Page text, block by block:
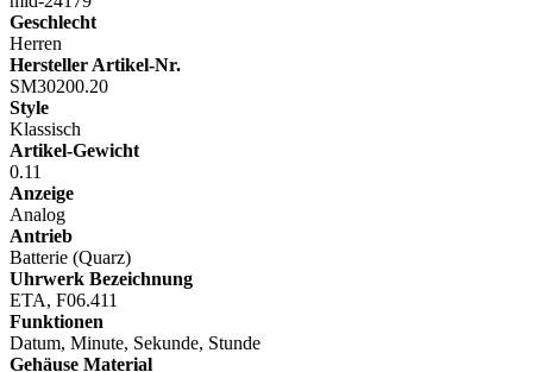
Geschlecht
Herren
Hersteller Artikel-Nr.
SM30200.20
Style
Klassisch
Artikel-Gewicht
0.11
Anzeige
Analog
Antrieb
Batterie (Quarz)
Uhrwerk Bezeichnung
ETA, F06.411
Funktionen
Datum, Minute, Sekunde, Stunde
Gehäuse Material